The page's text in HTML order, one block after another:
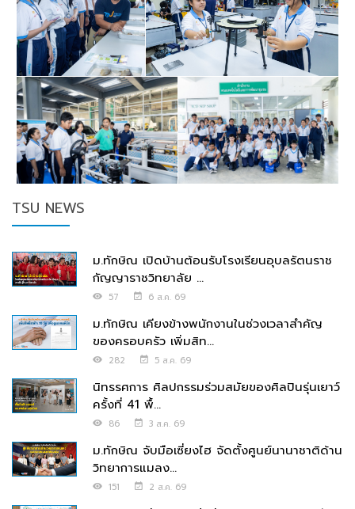
TSU NEWS
ม.ทักษิณ เปิดบ้านต้อนรับโรงเรียนอุบลรัตนราช
กัญญาราชวิทยาลัย ...
57 6 ส.ค. 69
ม.ทักษิณ เคียงข้างพนักงานในช่วงเวลาสำคัญ
ของครอบครัว เพิ่มสิท...
282 5 ส.ค. 69
นิทรรศการ ศิลปกรรมร่วมสมัยของศิลปินรุ่นเยาว์
ครั้งที่ 41 พื้...
86 3 ส.ค. 69
ม.ทักษิณ จับมือเซี่ยงไฮ จัดตั้งศูนย์นานาชาติด้าน
วิทยาการแมลง...
151 2 ส.ค. 69